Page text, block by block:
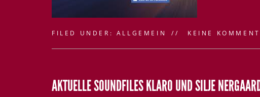
FILED UNDER: ALLGEMEIN
KEINE
AKTUELLE SOUNDFILES KLARO UND SILJE